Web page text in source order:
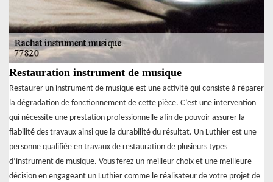
Restauration instrument de musique
Restaurer un instrument de musique est une activité qui consiste à réparer
la dégradation de fonctionnement de cette pièce. C’est une intervention
qui nécessite une prestation professionnelle afin de pouvoir assurer la
fiabilité des travaux ainsi que la durabilité du résultat. Un Luthier est une
personne qualifiée en travaux de restauration de plusieurs types
d’instrument de musique. Vous ferez un meilleur choix et une meilleure
décision en engageant un Luthier comme le réalisateur de votre projet de